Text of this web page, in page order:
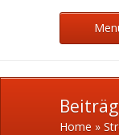
Home »